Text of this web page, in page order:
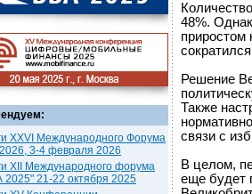
XXVI Международного Форума
3-4 февраля 2026
XII Международного форума
2025" 21-22 октября 2025
48%.
приростом
Решение
Также
связи с
В целом,
еще будет